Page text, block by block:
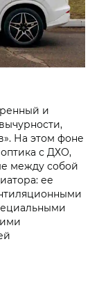
и
На этом фоне
с ДХО,
между собой
ее